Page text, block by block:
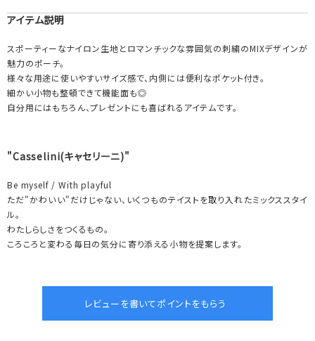
アイテム説明
スポーティーなナイロン生地とロマンチックな雰囲気の刺繍のMIXデザインが
魅力のポーチ。
様々な用途に使いやすいサイズ感で、内側には便利なポケット付き。
細かい小物も整頓できて機能面も◎
自分用にはもちろん、プレゼントにも喜ばれるアイテムです。
"Casselini(キャセリーニ)"
Be myself / With playful
ただ"かわいい"だけじゃない、いくつものテイストを取り入れたミックススタイ
ル。
わたしらしさをつくるもの。
ころころと変わる毎日の気分に寄り添える小物を提案します。